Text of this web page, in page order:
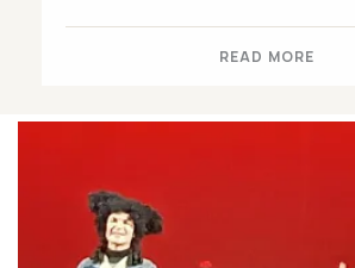
READ MORE